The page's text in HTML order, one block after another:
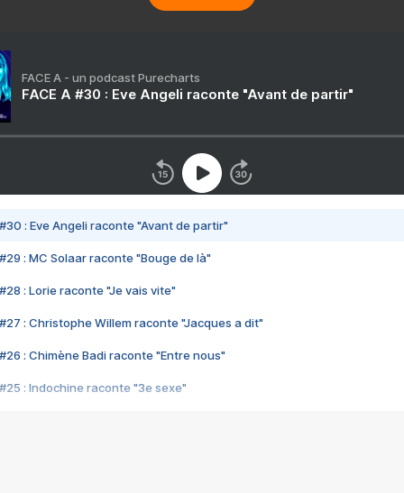
FACE A - un podcast Purecharts
FACE A #30 : Eve Angeli raconte "Avant de partir"
#30 : Eve Angeli raconte "Avant de partir"
#29 : MC Solaar raconte "Bouge de là"
#28 : Lorie raconte "Je vais vite"
#27 : Christophe Willem raconte "Jacques a dit"
#26 : Chimène Badi raconte "Entre nous"
#25 : Indochine raconte "3e sexe"